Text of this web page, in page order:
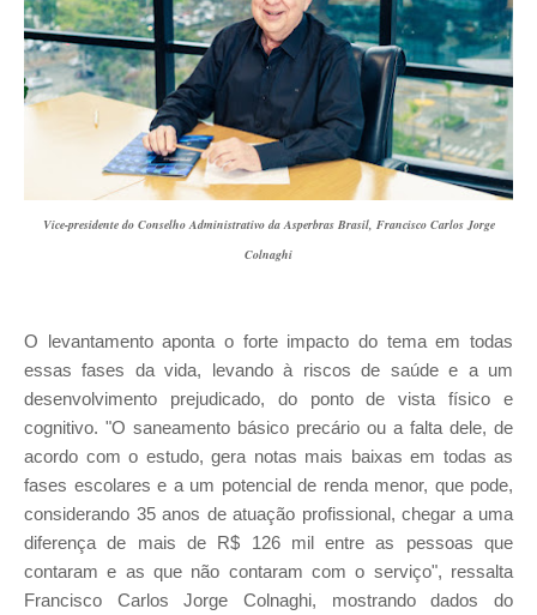
Vice-presidente do Conselho Administrativo da Asperbras Brasil, Francisco Carlos Jorge
Colnaghi
O levantamento aponta o forte impacto do tema em todas
essas fases da vida, levando à riscos de saúde e a um
desenvolvimento prejudicado, do ponto de vista físico e
cognitivo. "O saneamento básico precário ou a falta dele, de
acordo com o estudo, gera notas mais baixas em todas as
fases escolares e a um potencial de renda menor, que pode,
considerando 35 anos de atuação profissional, chegar a uma
diferença de mais de R$ 126 mil entre as pessoas que
contaram e as que não contaram com o serviço", ressalta
Francisco Carlos Jorge Colnaghi, mostrando dados do